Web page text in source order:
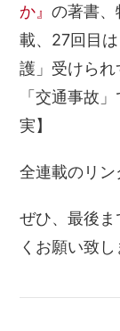
か』の著書
載、27回目
護」受けら
「交通事故
実】
全連載のリン
ぜひ、最後
くお願い致し